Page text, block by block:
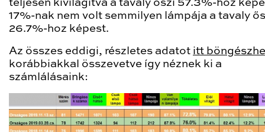
teljesen kivilágítva a tavaly őszi 57.3%-hoz
17%-nak nem volt semmilyen lámpája a tavaly
26.7%-hoz képest.
Az összes eddigi, részletes adatot itt
korábbiakkal összevetve így néznek ki a
számlálásaink: